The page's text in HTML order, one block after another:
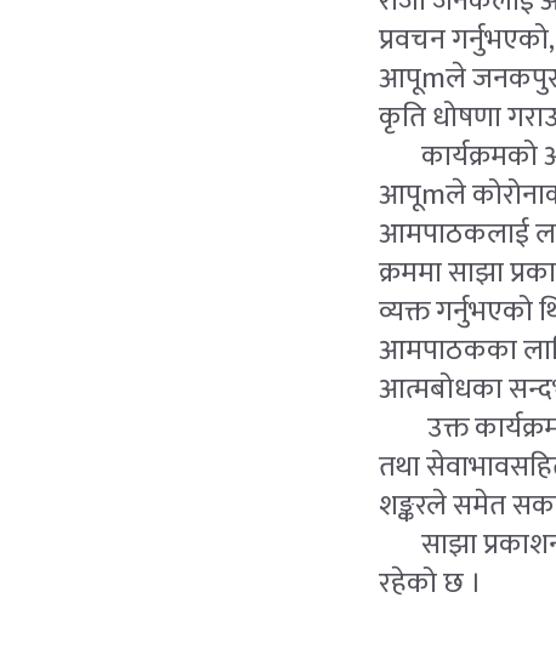
प्रवचन
आपूmले जनकपुरमा
कृति धोषणा
कार्यक्रमको
आपूmले
आमपाठकलाई
क्रममा साझा
व्यक्त गर्नुभएको
आमपाठकका
आत्मबोधका
उक्त
तथा
शङ्करले समेत
साझा
रहेको छ ।